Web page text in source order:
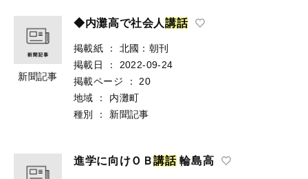
新聞記事
◆内灘高で社会人講話
掲載紙 ：
北國：朝刊
掲載日
：
2022-09-24
掲載ページ
：
20
地域
：
内灘町
種別
： 新聞記事
進学に向けＯＢ講話輪島高